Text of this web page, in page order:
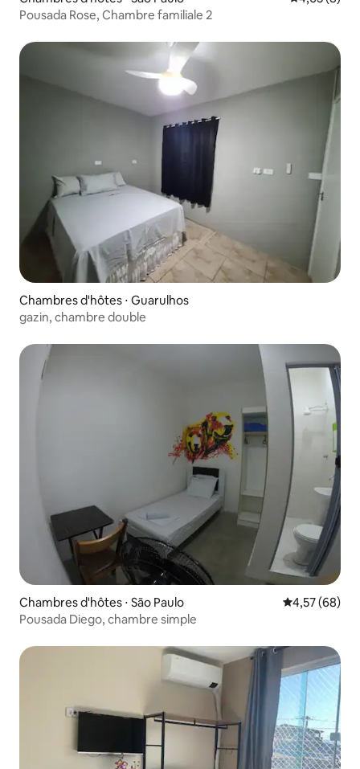
Pousada Rose, Chambre familiale 2
Chambres d'hôtes ⋅ Guarulhos
gazin, chambre double
Chambres d'hôtes ⋅ São Paulo Évaluation
4,57 (68)
Pousada Diego, chambre simple